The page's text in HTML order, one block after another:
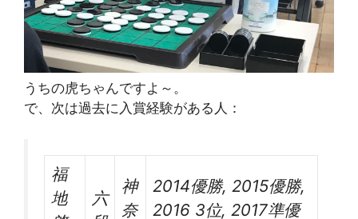
うちの虎ちゃんですよ～。
で、次は過去に入賞経験がある人：
福
地
六
神
奈
2014優勝, 2015優勝,
2016 3位, 2017準優